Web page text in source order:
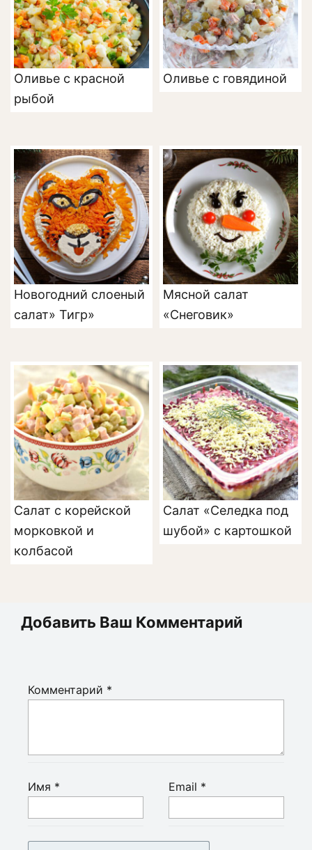
Оливье с красной
рыбой
Оливье с говядиной
Новогодний слоеный
салат» Тигр»
Мясной салат
«Снеговик»
Салат с корейской
морковкой и
колбасой
Салат «Селедка под
шубой» с картошкой
Добавить Ваш Комментарий
Комментарий *
Имя * Email *